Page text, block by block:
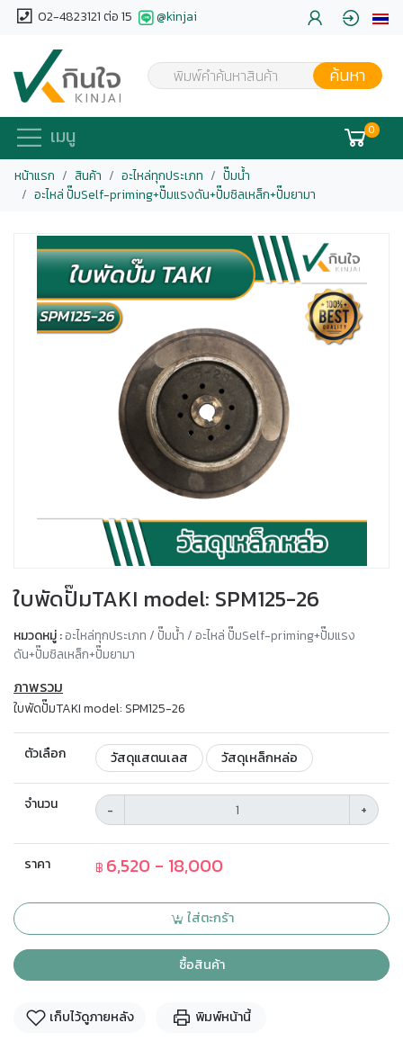
02-4823121 ต่อ 15 @kinjai
พิมพ์คำค้นหาสินค้า ค้นหา
เมนู 0
หน้าแรก สินค้า อะไหล่ทุกประเภท
ปั๊มน้ำ
อะไหล่ ปั๊มSelf-priming+ปั๊มแรงดัน+ปั๊มซิลเหล็ก+ปั๊มยามา
ใบพัดปั๊มTAKI model: SPM125-26
หมวดหมู่ :อะไหล่ทุกประเภท / ปั๊มน้ำ / อะไหล่ ปั๊มSelf-priming+ปั๊มแรง
ดัน+ปั๊มซิลเหล็ก+ปั๊มยามา
ภาพรวม
ใบพัดปั๊มTAKI model: SPM125-26
ตัวเลือก วัสดุแสตนเลส วัสดุเหล็กหล่อ
จำนวน - +
ราคา ฿ 6,520 - 18,000
ใส่ตะกร้า
ซื้อสินค้า
เก็บไว้ดูภายหลัง พิมพ์หน้านี้